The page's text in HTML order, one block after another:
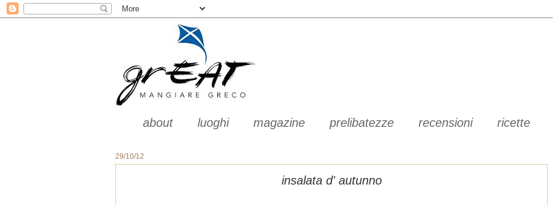
about luoghi magazine prelibatezze recensioni ricette
29/10/12
insalata d' autunno